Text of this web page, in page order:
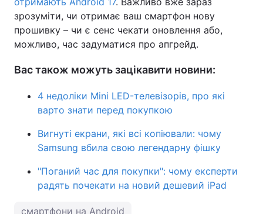
зрозуміти, чи отримає ваш смартфон нову
прошивку – чи є сенс чекати оновлення або,
можливо, час задуматися про апгрейд.
Вас також можуть зацікавити новини:
4 недоліки Mini LED-телевізорів, про які
варто знати перед покупкою
Вигнуті екрани, які всі копіювали: чому
Samsung вбила свою легендарну фішку
"Поганий час для покупки": чому експерти
радять почекати на новий дешевий iPad
смартфони на Android